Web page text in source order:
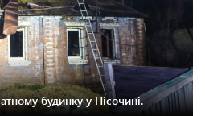
будинку у Пісочині.